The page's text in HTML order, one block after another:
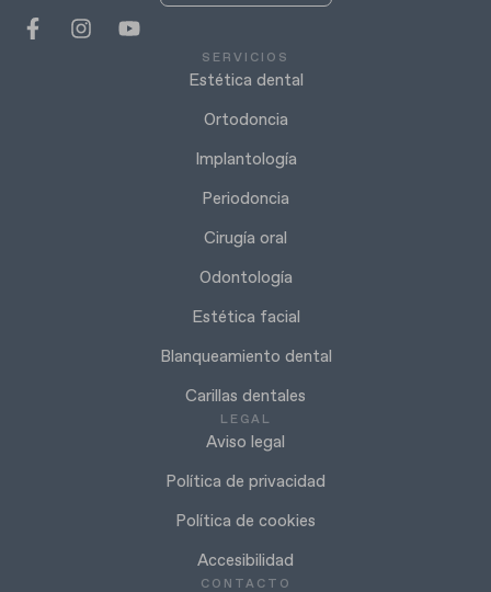
SERVICIOS
Estética dental
Ortodoncia
Implantología
Periodoncia
Cirugía oral
Odontología
Estética facial
Blanqueamiento dental
Carillas dentales
LEGAL
Aviso legal
Política de privacidad
Política de cookies
Accesibilidad
CONTACTO